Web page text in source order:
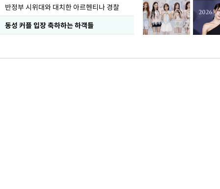
반정부 시위대와 대치한 아르헨티나 경찰
동성 커플 입장 축하하는 하객들